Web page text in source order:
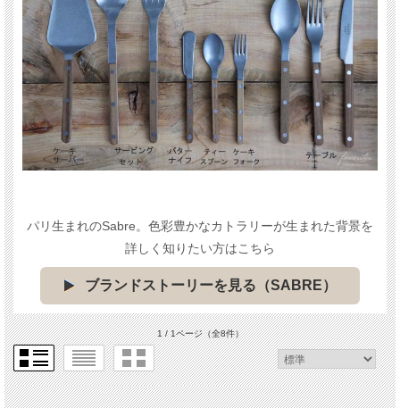
パリ生まれのSabre。色彩豊かなカトラリーが生まれた背景を
詳しく知りたい方はこちら
ブランドストーリーを見る（SABRE）
1 / 1ページ（全8件）